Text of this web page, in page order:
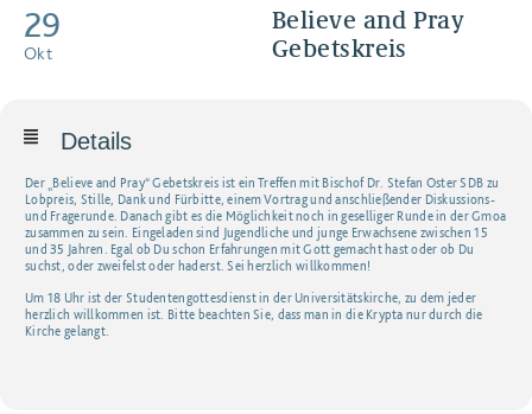
29
Okt
Believe and Pray
Gebetskreis
Details
Der „Believe and Pray“ Gebetskreis ist ein Treffen mit Bischof Dr. Stefan Oster SDB zu
Lobpreis, Stille, Dank und Fürbitte, einem Vortrag und anschließender Diskussions-
und Fragerunde. Danach gibt es die Möglichkeit noch in geselliger Runde in der Gmoa
zusammen zu sein. Eingeladen sind Jugendliche und junge Erwachsene zwischen 15
und 35 Jahren. Egal ob Du schon Erfahrungen mit Gott gemacht hast oder ob Du
suchst, oder zweifelst oder haderst. Sei herzlich willkommen!
Um 18 Uhr ist der Studentengottesdienst in der Universitätskirche, zu dem jeder
herzlich willkommen ist. Bitte beachten Sie, dass man in die Krypta nur durch die
Kirche gelangt.